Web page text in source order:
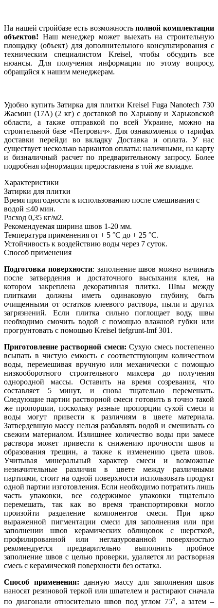
На нашей стройбазе есть возможностьполной комплектации
объектов! Наш менеджер может выехать на строительную
площадку (объект) для дополнительного консультирования с
техническим специалистом Kreisel, чтобы обсудить все
нюансы. Для получения информации по этому вопросу,
обращайся к нашим менеджерам.
Удобно купить Затирка для плитки Kreisel Fuga Nanotech 730
Жасмин (17А) (2 кг) с доставкой по Харькову и Харьковской
области, а также отправкой по всей Украине, можно на
строительной базе «Петрович». Для ознакомления о тарифах
доставки перейди во вкладку Доставка и оплата. У нас
существует несколько вариантов оплаты: наличными, на карту
и бизналичный расчет по предварительному запросу. Более
подробная ифнормация предоставлена в той же вкладке.
Характеристики
Затирки для плитки
Время пригодности к использованию после смешивания с
водой ≤40 мин.
Расход 0,35 кг/м2.
Рекомендуемая ширина швов 1-20 мм.
Температура применения от + 5 °С до + 25 °С.
Устойчивость к воздействию воды через 7 суток.
Способ применения
Подготовка поверхности: заполнение швов можно начинать
после затвердения и достаточного высыхания клея, на
котором закреплена декоративная плитка. Швы между
плитками должны иметь одинаковую глубину, быть
очищенными от остатков клеевого раствора, пыли и других
загрязнений. Если плитка сильно поглощает воду, швы
необходимо смочить водой с помощью влажной губки или
прогрунтовать с помощью Kreisel tiefgrunt-lmf 301.
Приготовление растворной смеси: Сухую смесь постепенно
всыпать в чистую емкость с соответствующим количеством
воды, перемешивая вручную или механически с помощью
низкооборотного строительного миксера до получения
однородной массы. Оставить на время созревания, что
составляет 5 минут, и снова тщательно перемешать.
Следующие партии растворной смеси готовить в точно такой
же пропорции, поскольку разные пропорции сухой смеси и
воды могут привести к различиям в цвете материала.
Затвердевшую массу нельзя разбавлять водой и смешивать со
свежим материалом. Излишнее количество воды при замесе
раствора может привести к снижению прочности швов и
образования трещин, а также к изменению цвета швов.
Учитывая минеральный характер смеси и возможные
незначительные различия в цвете между различными
партиями, стоит на одной поверхности использовать продукт
одной партии изготовления. Если необходимо потратить лишь
часть упаковки, все содержимое упаковки тщательно
перемешать, так как во время транспортировки могло
произойти разделение компонентов смеси. При ярко
выраженной пигментации смеси для заполнения или при
заполнении швов керамических облицовок с шерсткой,
профилированной или неглазурованной поверхностью
рекомендуется предварительно выполнить пробное
заполнение швов с целью проверки, удаляется ли растворная
смесь с керамической поверхности без остатка.
Способ применения: данную массу для заполнения швов
наносят резиновой теркой или шпателем и растирают сначала
по диагонали относительно швов под углом 75о, а затем ‒